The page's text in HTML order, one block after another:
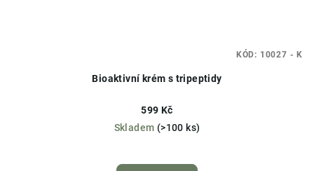
Bioaktivní krém s tripeptidy
599 Kč
Skladem (>100 ks)
hodnocení
KÓD: 10027 - K